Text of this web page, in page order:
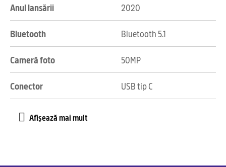
Anul lansării 2020
Bluetooth Bluetooth 5.1
Cameră foto 50MP
Conector USB tip C